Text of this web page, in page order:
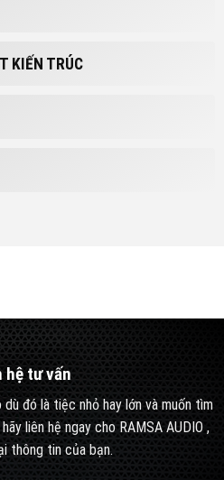
KIẾN TRÚC
hệ tư vấn
đó là tiệc nhỏ hay lớn và muốn tìm
liên hệ ngay cho RAMSA AUDIO ,
thông tin của bạn.